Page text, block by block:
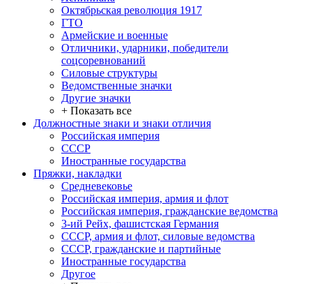
Октябрьская революция 1917
ГТО
Армейские и военные
Отличники, ударники, победители
соцсоревнований
Силовые структуры
Ведомственные значки
Другие значки
+ Показать все
Должностные знаки и знаки отличия
Российская империя
СССР
Иностранные государства
Пряжки, накладки
Средневековье
Российская империя, армия и флот
Российская империя, гражданские ведомства
3-ий Рейх, фашистская Германия
СССР, армия и флот, силовые ведомства
СССР, гражданские и партийные
Иностранные государства
Другое